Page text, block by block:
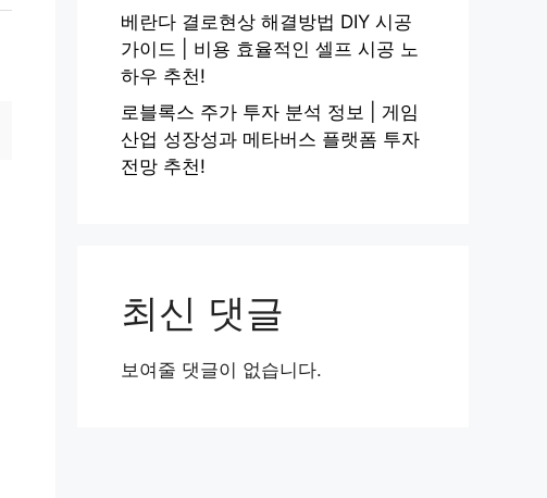
베란다 결로현상 해결방법 DIY 시공
가이드 | 비용 효율적인 셀프 시공 노
하우 추천!
로블록스 주가 투자 분석 정보 | 게임
산업 성장성과 메타버스 플랫폼 투자
전망 추천!
최신 댓글
보여줄 댓글이 없습니다.